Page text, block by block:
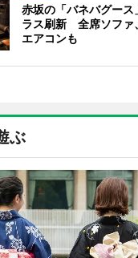
赤坂の「バネバグース
ラス刷新 全席ソファ
エアコンも
ぶ